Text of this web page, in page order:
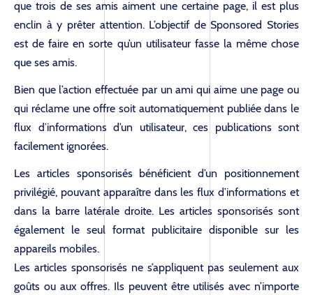
que trois de ses amis aiment une certaine page, il est plus
enclin à y prêter attention. L’objectif de Sponsored Stories
est de faire en sorte qu’un utilisateur fasse la même chose
que ses amis.
Bien que l’action effectuée par un ami qui aime une page ou
qui réclame une offre soit automatiquement publiée dans le
flux d’informations d’un utilisateur, ces publications sont
facilement ignorées.
Les articles sponsorisés bénéficient d’un positionnement
privilégié, pouvant apparaître dans les flux d’informations et
dans la barre latérale droite. Les articles sponsorisés sont
également le seul format publicitaire disponible sur les
appareils mobiles.
Les articles sponsorisés ne s’appliquent pas seulement aux
goûts ou aux offres. Ils peuvent être utilisés avec n’importe
SOLUTIONS
BLOG